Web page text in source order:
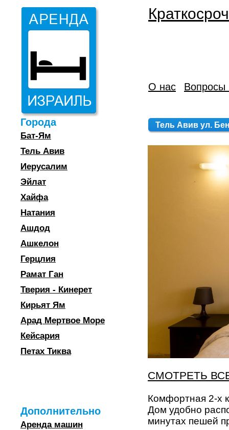
О нас Вопросы
Города
Бат-Ям
Тель Авив
Иерусалим
Эйлат
Хайфа
Натания
Ашдод
Ашкелон
Герцлия
Рамат Ган
Тверия - Кинерет
Кирьят Ям
Арад Мертвое Море
Кейсария
Петах Тиква
Дополнительно
Аренда машин
Тель Авив ул. Бен
СМОТРЕТЬ
Комфортная 2-х
Дом удобно
минутах пешей